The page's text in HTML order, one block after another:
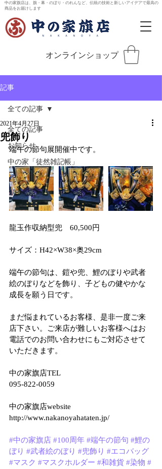
中の家旗店は、旗・幕・のぼり・のれんなど、伝統の技術と新しいアイデアで最高の
商品をお届けします
オンラインショップ
記事
全ての記事
お知らせ
中の家「徒然雑記帳」
全ての記事
兜飾り
2021年4月27日
端午の節句展開催中です。
龍玉作収納型兜　60,500円
サイズ：H42×W38×奥29cm
端午の節句は、鎧や兜、鯉のぼりや武者
絵のぼりなどを飾り、子どもの健やかな
成長を願う日です。
まだ悩まれているお客様、是非一度ご来
店下さい。ご来店が難しいお客様へはお
電話でのお問い合わせにもご対応させて
いただきます。
中の家旗店TEL
095-822-0059
中の家旗店website
http://www.nakanoyahataten.jp/
#中の家旗店 #100周年 #端午の節句 #鯉の
ぼり #武者絵のぼり #兜飾り #エコバッグ
#マスク #マスクホルダー #和雑貨 #染物 #